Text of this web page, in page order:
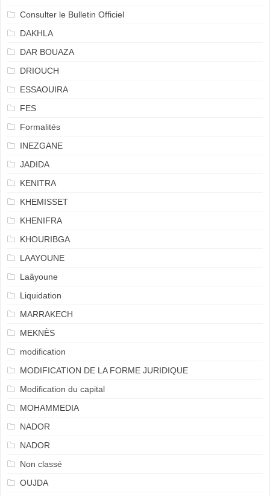
Consulter le Bulletin Officiel
DAKHLA
DAR BOUAZA
DRIOUCH
ESSAOUIRA
FES
Formalités
INEZGANE
JADIDA
KENITRA
KHEMISSET
KHENIFRA
KHOURIBGA
LAAYOUNE
Laâyoune
Liquidation
MARRAKECH
MEKNÈS
modification
MODIFICATION DE LA FORME JURIDIQUE
Modification du capital
MOHAMMEDIA
NADOR
NADOR
Non classé
OUJDA